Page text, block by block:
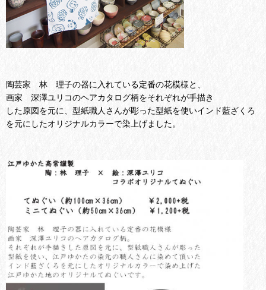
陶芸家 林 理子の器に入れている定番の花模様と、
画家 深澤ユリコのヘアカタログ柄をそれぞれが手描き
した原図を元に、型紙職人さんが彫った型紙を使いインド藍ざくろ
を元にしたオリジナルカラーで染上げました。